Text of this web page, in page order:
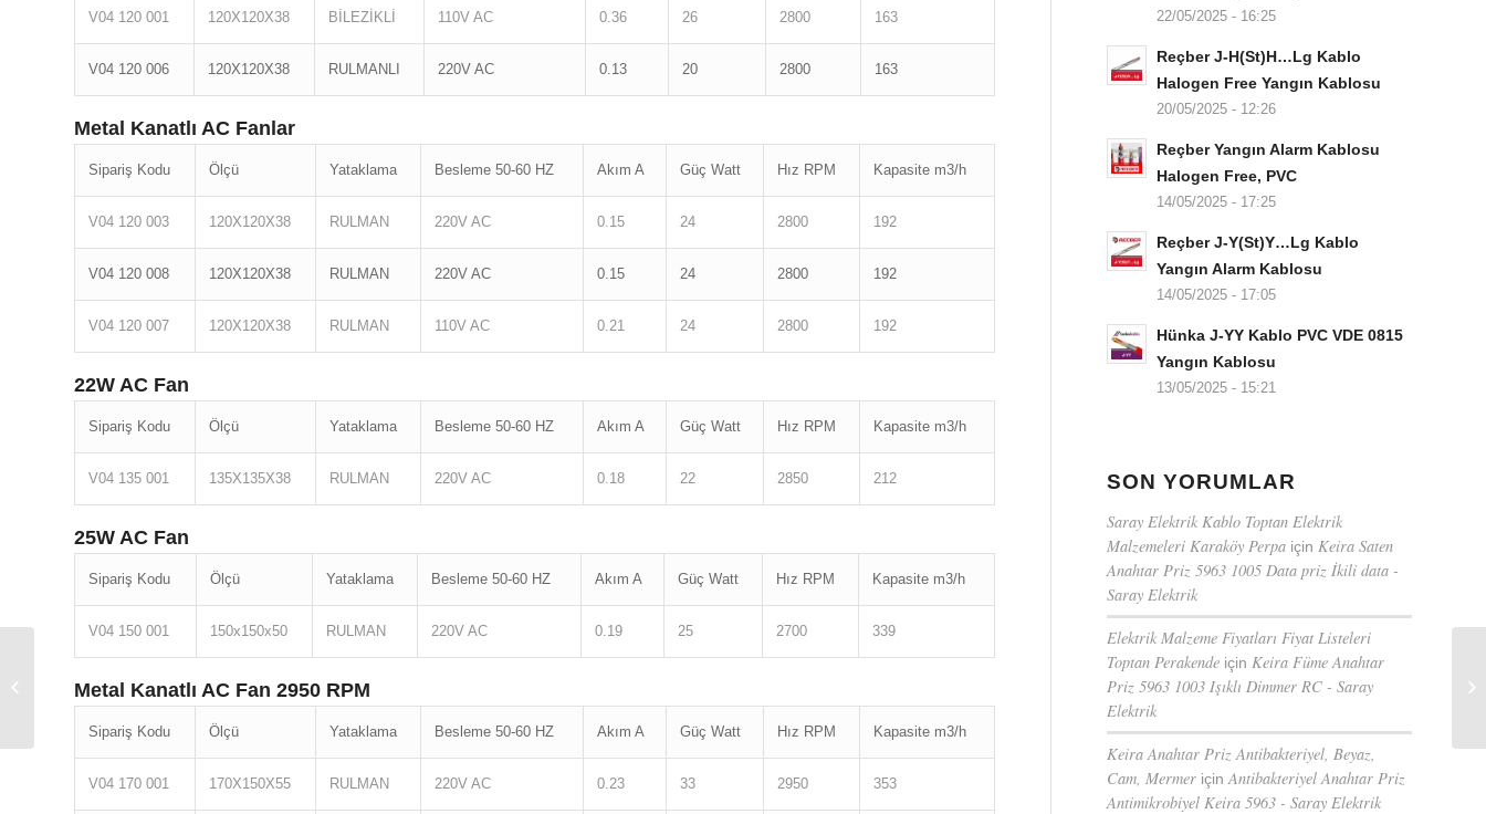
V04 120 001 120X120X38 BİLEZİKLİ 110V AC 0.36 26 2800 163
V04 120 006 120X120X38 RULMANLI 220V AC 0.13 20 2800 163
Metal Kanatlı AC Fanlar
Sipariş Kodu Ölçü Yataklama Besleme 50-60 HZ Akım A Güç Watt Hız RPM Kapasite m3/h
V04 120 003 120X120X38 RULMAN 220V AC 0.15 24 2800 192
V04 120 008 120X120X38 RULMAN 220V AC 0.15 24 2800 192
V04 120 007 120X120X38 RULMAN 110V AC 0.21 24 2800 192
22W AC Fan
Sipariş Kodu Ölçü Yataklama Besleme 50-60 HZ Akım A Güç Watt Hız RPM Kapasite m3/h
V04 135 001 135X135X38 RULMAN 220V AC 0.18 22 2850 212
25W AC Fan
Sipariş Kodu Ölçü Yataklama Besleme 50-60 HZ Akım A Güç Watt Hız RPM Kapasite m3/h
V04 150 001 150x150x50 RULMAN 220V AC 0.19 25 2700 339
Metal Kanatlı AC Fan 2950 RPM
Sipariş Kodu Ölçü Yataklama Besleme 50-60 HZ Akım A Güç Watt Hız RPM Kapasite m3/h
V04 170 001 170X150X55 RULMAN 220V AC 0.23 33 2950 353
22/05/2025 - 16:25
Reçber J-H(St)H…Lg Kablo
Halogen Free Yangın Kablosu
20/05/2025 - 12:26
Reçber Yangın Alarm Kablosu
Halogen Free, PVC
14/05/2025 - 17:25
Reçber J-Y(St)Y…Lg Kablo
Yangın Alarm Kablosu
14/05/2025 - 17:05
Hünka J-YY Kablo PVC VDE 0815
Yangın Kablosu
13/05/2025 - 15:21
SON YORUMLAR
Saray Elektrik Kablo Toptan Elektrik
Malzemeleri Karaköy Perpa için Keira Saten
Anahtar Priz 5963 1005 Data priz İkili data -
Saray Elektrik
Elektrik Malzeme Fiyatları Fiyat Listeleri
Toptan Perakende için Keira Füme Anahtar
Priz 5963 1003 Işıklı Dimmer RC - Saray
Elektrik
Keira Anahtar Priz Antibakteriyel, Beyaz,
Cam, Mermer içinAntibakteriyel Anahtar Priz
Antimikrobiyel Keira 5963 - Saray Elektrik
Panosu ÇP 9090 Ölçü
43x89x18